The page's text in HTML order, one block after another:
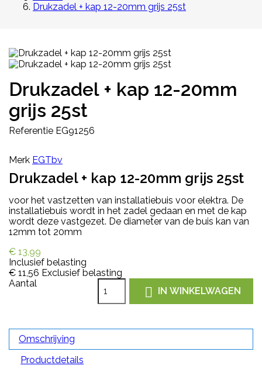
Drukzadel + kap 12-20mm grijs 25st
Drukzadel + kap 12-20mm
grijs 25st
Referentie EG91256
Merk EGTbv
Drukzadel + kap 12-20mm grijs 25st
voor het vastzetten van installatiebuis voor elektra. De
installatiebuis wordt in het zadel gedaan en met de kap
wordt deze vastgezet. De diameter van de buis kan van
12mm tot 20mm
€ 13,99
Inclusief belasting
€ 11,56 Exclusief belasting
Aantal
 IN WINKELWAGEN
Omschrijving
Productdetails